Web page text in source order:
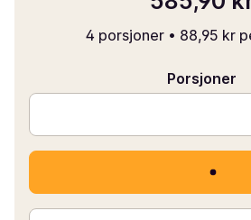
4 porsjoner • 88,95 kr
Porsjoner